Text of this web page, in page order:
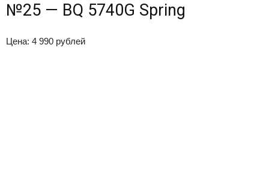
№25 — BQ 5740G Spring
Цена: 4 990 рублей